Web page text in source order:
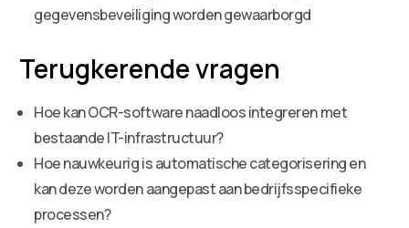
gegevensbeveiliging worden gewaarborgd
Terugkerende vragen
Hoe kan OCR-software naadloos integreren met
bestaande IT-infrastructuur?
Hoe nauwkeurig is automatische categorisering en
kan deze worden aangepast aan bedrijfsspecifieke
processen?